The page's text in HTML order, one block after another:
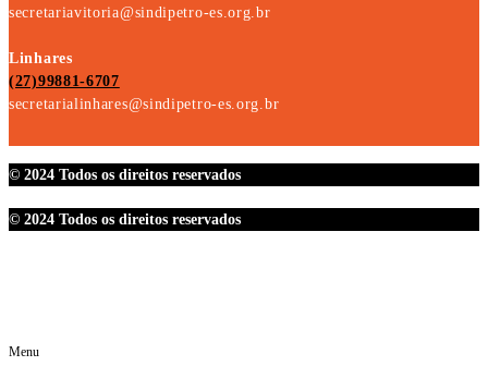
secretariavitoria@sindipetro-es.org.br
Linhares
(27)99881-6707
secretarialinhares@sindipetro-es.org.br
© 2024 Todos os direitos reservados
© 2024 Todos os direitos reservados
Menu